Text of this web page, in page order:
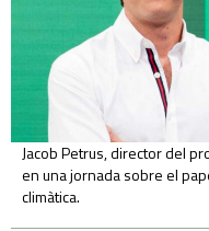
Jacob Petrus, director del
en una jornada sobre el
climàtica.